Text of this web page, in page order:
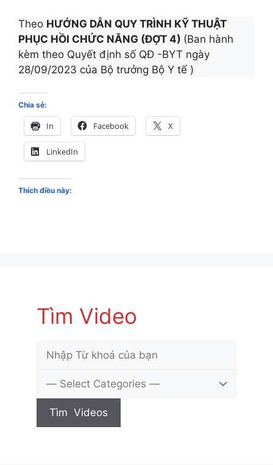
Theo HƯỚNG DẪN QUY TRÌNH KỸ THUẬT
PHỤC HỒI CHỨC NĂNG (ĐỢT 4) (Ban hành
kèm theo Quyết định số QĐ -BYT ngày
28/09/2023 của Bộ trưởng Bộ Y tế )
Chia sẻ:
In Facebook X
LinkedIn
Thích điều này:
Tìm Video